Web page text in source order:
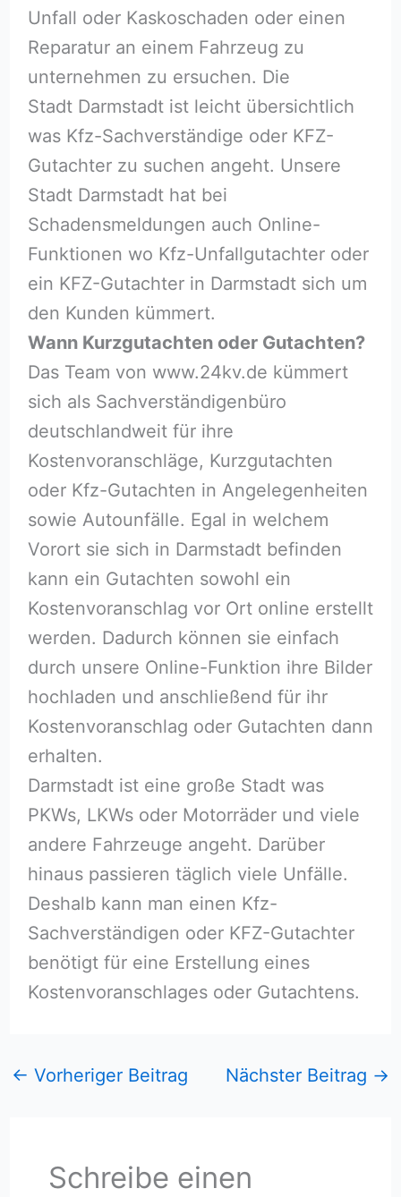
Unfall oder Kaskoschaden oder einen
Reparatur an einem Fahrzeug zu
unternehmen zu ersuchen. Die
Stadt Darmstadt ist leicht übersichtlich
was Kfz-Sachverständige oder KFZ-
Gutachter zu suchen angeht. Unsere
Stadt Darmstadt hat bei
Schadensmeldungen auch Online-
Funktionen wo Kfz-Unfallgutachter oder
ein KFZ-Gutachter in Darmstadt sich um
den Kunden kümmert.
Wann Kurzgutachten oder Gutachten?
Das Team von www.24kv.de kümmert
sich als Sachverständigenbüro
deutschlandweit für ihre
Kostenvoranschläge, Kurzgutachten
oder Kfz-Gutachten in Angelegenheiten
sowie Autounfälle. Egal in welchem
Vorort sie sich in Darmstadt befinden
kann ein Gutachten sowohl ein
Kostenvoranschlag vor Ort online erstellt
werden. Dadurch können sie einfach
durch unsere Online-Funktion ihre Bilder
hochladen und anschließend für ihr
Kostenvoranschlag oder Gutachten dann
erhalten.
Darmstadt ist eine große Stadt was
PKWs, LKWs oder Motorräder und viele
andere Fahrzeuge angeht. Darüber
hinaus passieren täglich viele Unfälle.
Deshalb kann man einen Kfz-
Sachverständigen oder KFZ-Gutachter
benötigt für eine Erstellung eines
Kostenvoranschlages oder Gutachtens.
← Vorheriger Beitrag Nächster Beitrag →
Schreibe einen